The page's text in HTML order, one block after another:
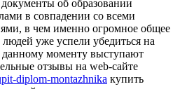
об образовании
в совпадении со всеми
в чем именно огромное общее
уже успели убедиться на
моменту выступают
отзывы на web-сайте
diplom-montazhnika купить